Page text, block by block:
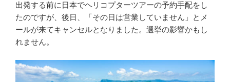
出発する前に日本でヘリコプターツアーの予約手配をし
たのですが、後日、「その日は営業していません」とメ
ールが来てキャンセルとなりました。選挙の影響かもし
れません。